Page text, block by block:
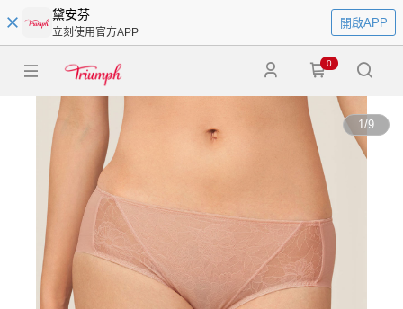
黛安芬
立刻使用官方APP
開啟APP
0
1/9